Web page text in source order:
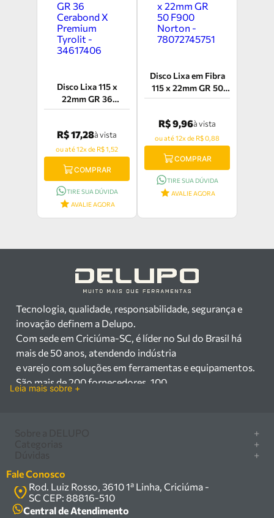
Disco Lixa 115 x
22mm GR 36
Cerabond X Premium
R$ 17,28à vista
ou até 12x de R$ 1,52
COMPRAR
TIRE SUA DÚVIDA
AVALIE AGORA
Disco Lixa em Fibra
115 x 22mm GR 50
F900 Norton -
R$ 9,96à vista
ou até 12x de R$ 0,88
COMPRAR
TIRE SUA DÚVIDA
AVALIE AGORA
Tecnologia, qualidade, responsabilidade, segurança e
inovação definem a Delupo.
Com sede em Criciúma-SC, é líder no Sul do Brasil há
mais de 50 anos, atendendo indústria
e varejo com soluções em ferramentas e equipamentos.
São mais de 200 fornecedores, 100
equipamentos industriais no Sul do Brasil. Com sede em
Criciúma – SC, atendemos os
setores industrial e varejista com um amplo portfólio de
produtos à pronta entrega.
Trabalhamos com mais de 200 fornecedores parceiros e
Leia mais sobre +
+
Marcas
Política de privacidade
Política de entrega
+
Serra circular
Compressor
Caixa Organizadora
+
Como comprar
Central de ajuda
Troca, devolução e garantia
Fale Conosco
Rod. Luiz Rosso, 3610 1ª Linha, Criciúma -
SC CEP: 88816-510
Central de Atendimento